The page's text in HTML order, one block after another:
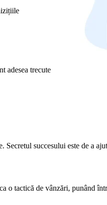
adesea trecute
succesului este de a
o tactică de vânzări, punând